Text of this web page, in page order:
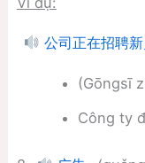
公司正在招聘新
(Gōngsī
Công ty